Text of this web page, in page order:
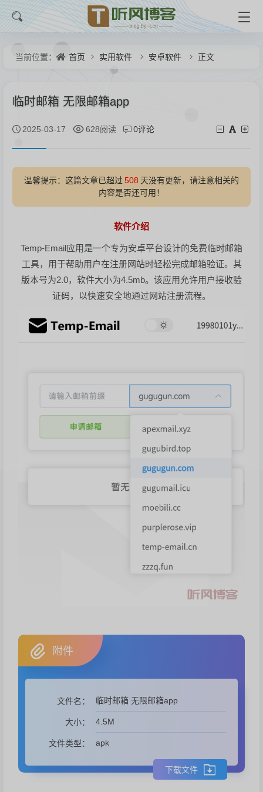
当前位置： 首页 实用软件 安卓软件 正文
临时邮箱 无限邮箱app
2025-03-17 628阅读 0评论
温馨提示：这篇文章已超过 508 天没有更新，请注意相关的
内容是否还可用！
软件介绍
Temp-Email应用是一个专为安卓平台设计的免费临时邮箱
工具，用于帮助用户在注册网站时轻松完成邮箱验证。其
版本号为2.0，软件大小为4.5mb。该应用允许用户接收验
证码，以快速安全地通过网站注册流程。
附件
文件名： 临时邮箱 无限邮箱app
大小： 4.5M
文件类型： apk
下载文件